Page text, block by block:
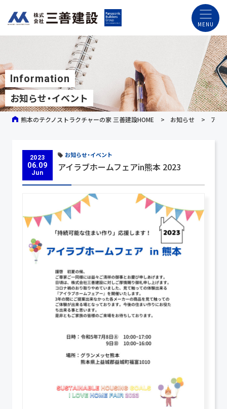
Information
お知らせ・イベント
熊本のテクノストラクチャーの家 三善建設HOME お知らせ アイ
2023
06.09
Jun
お知らせ・イベント
アイラブホームフェアin熊本 2023